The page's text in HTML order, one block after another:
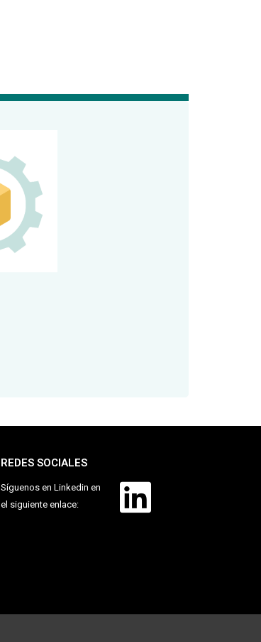
REDES SOCIALES
Síguenos en Linkedin en
el siguiente enlace: